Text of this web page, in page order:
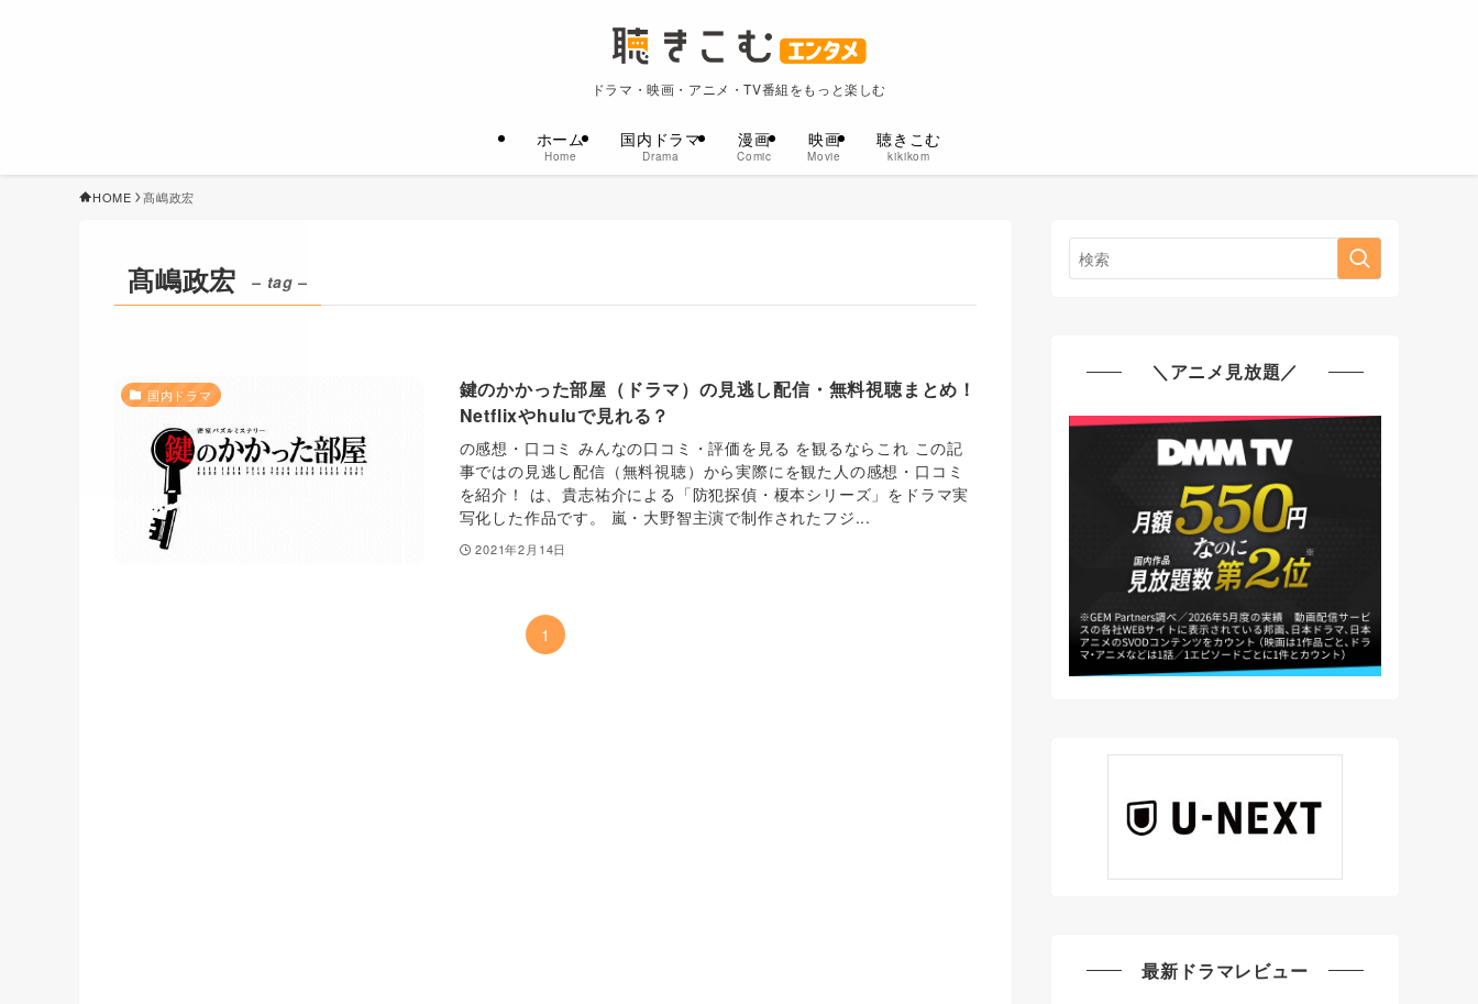
ドラマ・映画・アニメ・TV番組をもっと楽しむ
ホーム
Home
国内ドラマ
Drama
漫画
Comic
映画
Movie
聴きこむ
kikikom
HOME 髙嶋政宏
髙嶋政宏 – tag –
国内ドラマ
鍵のかかった部屋（ドラマ）の見逃し配信・無料視聴まとめ！
Netflixやhuluで見れる？
の感想・口コミ みんなの口コミ・評価を見る を観るならこれ この記
事ではの見逃し配信（無料視聴）から実際にを観た人の感想・口コミ
を紹介！ は、貴志祐介による「防犯探偵・榎本シリーズ」をドラマ実
写化した作品です。 嵐・大野智主演で制作されたフジ...
2021年2月14日
1
＼アニメ見放題／
最新ドラマレビュー